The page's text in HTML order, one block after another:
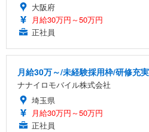
大阪府
月給30万円～50万円
正社員
月給30万～/未経験採用枠/研修充
ナナイロモバイル株式会社
埼玉県
月給30万円～50万円
正社員